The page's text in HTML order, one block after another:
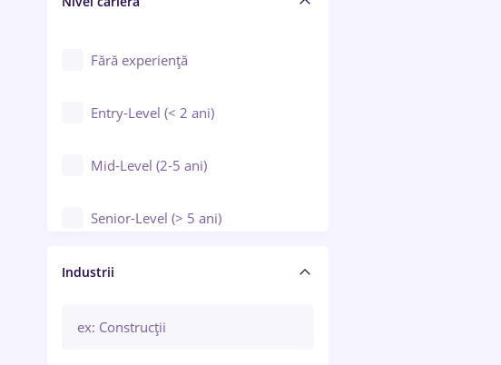
Educație / Training / Arte
Fără experiență
Entry-Level (< 2 ani)
Mid-Level (2-5 ani)
Senior-Level (> 5 ani)
Manager / Executiv
Industrii